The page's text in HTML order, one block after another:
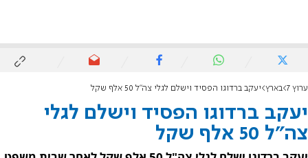
ערוץ 7 בארץ יעקב ברדוגו הפסיד וישלם לגלי צה"ל 50 אלף שקל
יעקב ברדוגו הפסיד וישלם לגלי
צה"ל 50 אלף שקל